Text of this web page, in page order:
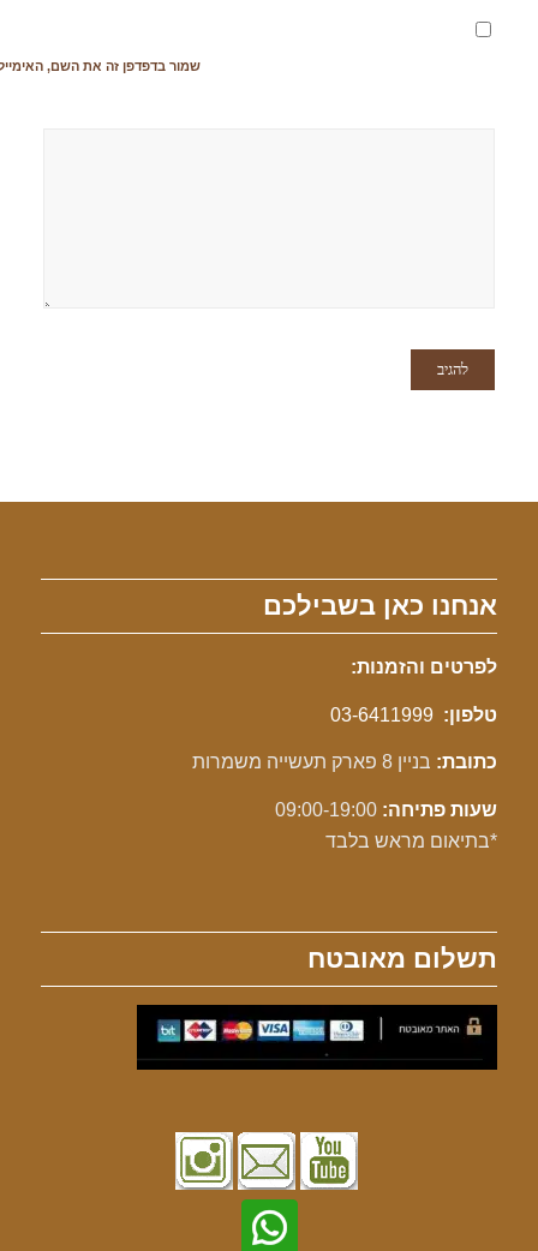
שמור בדפדפן זה את השם,
אנחנו כאן בשבילכם
לפרטים והזמנות:
טלפון: 03-6411999
כתובת: בניין 8 פארק תעשייה משמרות
שעות פתיחה:
*בתיאום מראש בלבד
תשלום מאובטח